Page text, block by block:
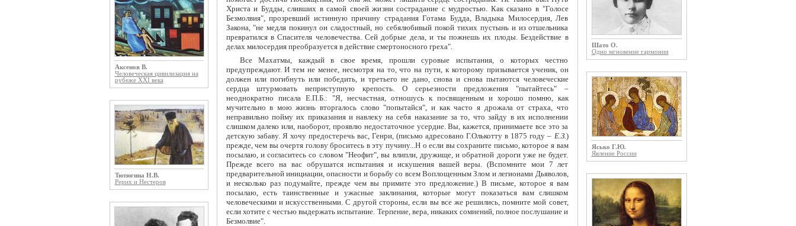
Аксенов В.
Человеческая цивилизация на
рубеже XXI века
Тютюгина Н.В.
Рерих и Нестеров
Христа и Будды, сливших в самой своей жизни сострадание с мудростью. Как сказано в "Голосе
Безмолвия", прозревший истинную причину страдания Готама Будда, Владыка Милосердия, Лев
Закона, "не медля покинул он сладостный, но себялюбивый покой тихих пустынь и из отшельника
превратился в Спасителя человечества. Сей добрые дела, и ты пожнешь их плоды. Бездействие в
делах милосердия преобразуется в действие смертоносного греха".
Все Махатмы, каждый в свое время, прошли суровые испытания, о которых честно
предупреждают. И тем не менее, несмотря на то, что на пути, к которому призывается ученик, он
должен или погибнуть или победить, и третьего не дано, снова и снова пытаются человеческие
сердца штурмовать неприступную крепость. О серьезности предложения "пытайтесь" –
неоднократно писала Е.П.Б.: "Я, несчастная, отношусь к посвященным и хорошо помню, как
мучительно в мою жизнь вторгалось слово "попытайся", и как часто я дрожала от страха, что
неправильно пойму их приказания и навлеку на себя наказание за то, что зайду в их исполнении
слишком далеко или, наоборот, проявлю недостаточное усердие. Вы, кажется, принимаете все это за
детскую забаву. Я хочу предостеречь вас, Генри, (письмо адресовано Г.Олькотту в 1875 году – Е.З. )
прежде, чем вы очертя голову броситесь в эту пучину...Н о если вы сохраните письмо, которое я вам
посылаю, и согласитесь со словом "Неофит", вы влипли, дружище, и обратной дороги уже не будет.
Прежде всего на вас обрушатся испытания и искушения вашей веры. (Вспомните мои 7 лет
предварительной инициации, опасности и борьбу со всем Воплощенным Злом и легионами Дьяволов,
и несколько раз подумайте, прежде чем вы примите это предложение.) В письме, которое я вам
посылаю, есть таинственные и ужасные заклинания, которые могут показаться вам слишком
человеческими и искусственными. С другой стороны, если вы все же решились, помните мой совет,
если хотите с честью выдержать испытание. Терпение, вера, никаких сомнений, полное послушание и
Безмолвие".
Шато О.
Одно мгновение гармонии
Ясько Г.Ю.
Явление России